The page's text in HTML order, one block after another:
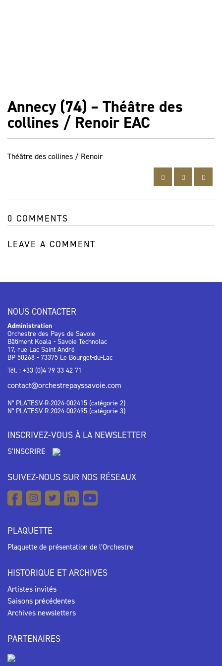
Annecy (74) – Théâtre des
collines / Renoir EAC
Théâtre des collines / Renoir
0 COMMENTS
LEAVE A COMMENT
NOUS CONTACTER
Administration
Orchestre des Pays de Savoie
Bâtiment Koala - Savoie Technolac
17, rue Lac Saint André
BP 50268 - 73375 Le Bourget-du-Lac
Tél. : +33 (0)4 79 33 42 71
contact@orchestrepayssavoie.com
N° PLATESV-R-2024-002415 (catégorie 2)
N° PLATESV-R-2024-002495 (catégorie 3)
INSCRIVEZ-VOUS À LA NEWSLETTER
S'INSCRIRE
SUIVEZ-NOUS SUR NOS RÉSEAUX
PLAQUETTE
Plaquette de présentation de l’Orchestre
HISTORIQUE ET ARCHIVES
Artistes invités
Saisons précédentes
Archives newsletters
PARTENAIRES